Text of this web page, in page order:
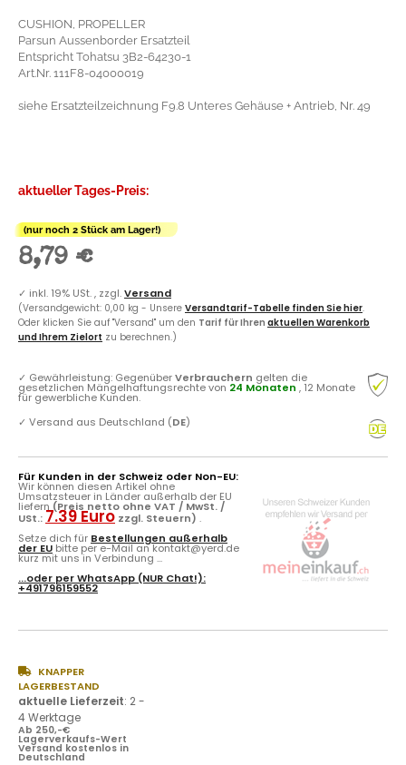
CUSHION, PROPELLER
Parsun Aussenborder Ersatzteil
Entspricht Tohatsu 3B2-64230-1
Art.Nr. 111F8-04000019
siehe Ersatzteilzeichnung F9.8 Unteres Gehäuse + Antrieb, Nr. 49
aktueller Tages-Preis:
(nur noch 2 Stück am Lager!)
8,79 €
✓ inkl. 19% USt. , zzgl.Versand
(Versandgewicht: 0,00 kg - Unsere Versandtarif-Tabelle finden Sie hier.
Oder klicken Sie auf "Versand" um den Tarif für Ihren aktuellen Warenkorb
und Ihrem Zielort zu berechnen.)
✓ Gewährleistung: GegenüberVerbrauchern gelten die
gesetzlichen Mängelhaftungsrechte von 24 Monaten , 12 Monate
für gewerbliche Kunden.
✓ Versand aus Deutschland (DE)
Für Kunden in der Schweiz oder Non-EU:
Wir können diesen Artikel ohne
Umsatzsteuer in Länder außerhalb der EU
liefern (Preis netto ohne VAT / MwSt. /
USt.: 7.39 Euro zzgl. Steuern) .
Setze dich für Bestellungen außerhalb
der EU bitte per e-Mail an kontakt@yerd.de
kurz mit uns in Verbindung ...
...oder perWhatsApp (NUR Chat!):
+491796159552
KNAPPER
LAGERBESTAND
aktuelle Lieferzeit: 2 -
4 Werktage
Ab 250,-€
Lagerverkaufs-Wert
Versand kostenlos in
Deutschland